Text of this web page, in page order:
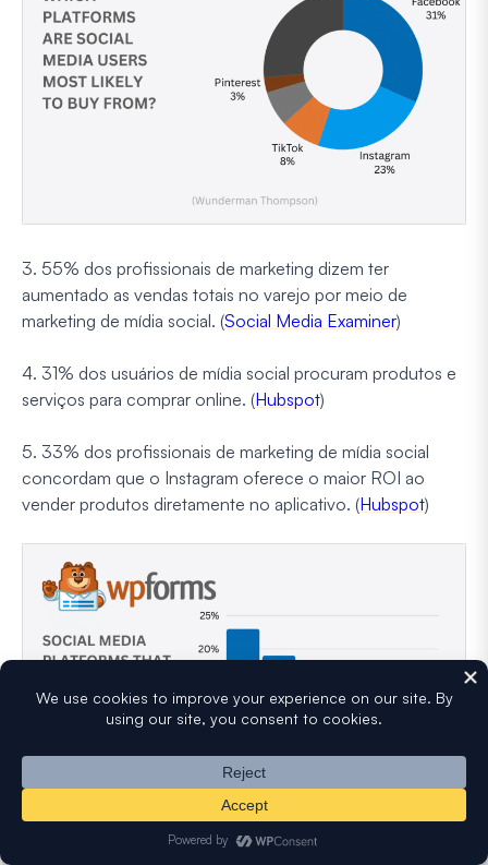
3. 55% dos profissionais de marketing dizem ter
aumentado as vendas totais no varejo por meio de
marketing de mídia social. (Social Media Examiner)
4. 31% dos usuários de mídia social procuram produtos e
serviços para comprar online. (Hubspot)
5. 33% dos profissionais de marketing de mídia social
concordam que o Instagram oferece o maior ROI ao
vender produtos diretamente no aplicativo. (Hubspot)